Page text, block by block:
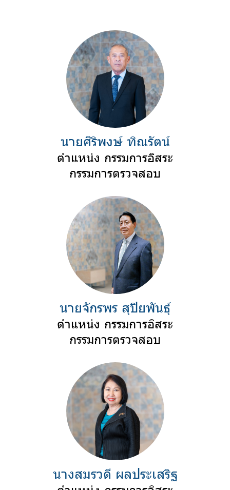
นายศิริพงษ์ ทิณรัตน์
ตำแหน่ง กรรมการอิสระ
กรรมการตรวจสอบ
นายจักรพร สุปิยพันธุ์
ตำแหน่ง กรรมการอิสระ
กรรมการตรวจสอบ
นางสมรวดี ผลประเสริฐ